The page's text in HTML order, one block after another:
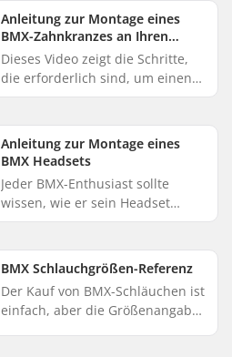
Instandhaltung geht. Wenn Sie
sich uns...
Anleitung zur Montage eines
BMX-Zahnkranzes an Ihren
Kurbeln
Dieses Video zeigt die Schritte,
die erforderlich sind, um einen
Zahnkranz auf BMX-Kurbeln zu
einen Zahnkranz-Adapter i...
Anleitung zur Montage eines
BMX Headsets
Jeder BMX-Enthusiast sollte
wissen, wie er sein Headset
einbaut. In diesem Video zeigen
integrierten BMX Headsets:
Beginnen...
BMX Schlauchgrößen-Referenz
Der Kauf von BMX-Schläuchen ist
einfach, aber die Größenangaben